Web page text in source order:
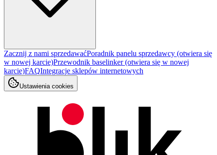
Zacznij z nami sprzedawaćPoradnik panelu sprzedawcy (otwiera się
w nowej karcie)Przewodnik baselinker(otwiera się w nowej
karcie)FAQIntegracje sklepów internetowych
Ustawienia cookies